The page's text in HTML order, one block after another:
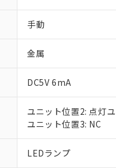
手動
金属
DC5V 6mA
ユニット位置2: 点灯
ユニット位置3: NC
LEDランプ
※1 対応状況